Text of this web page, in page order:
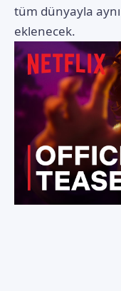
tüm dünyayla
eklenecek.